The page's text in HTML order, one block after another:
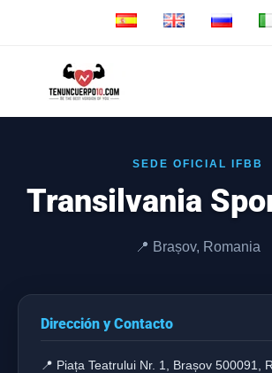
SEDE OFICIAL IFBB
Transilvania
📍 Brașov, Romania
Dirección y Contacto
📍 Piața Teatrului Nr. 1, Brașov 500091,